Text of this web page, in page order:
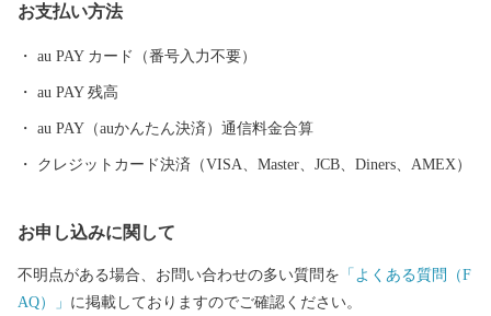
来ない特産の伊勢いもや、多気町発祥の前川次郎柿など、町の名
述の松阪牛肥育農家直営レストランや、伊勢いも料理専門店、あ
る全国紙で全国2位に輝いた農園レストラン、清流宮川の畔で絶景
を観ながら味わえる茅葺き日本料理などなど、魅力的な飲食店が
店」があり、営業日は多くのお客様で賑わっています。 私たち
お支払い方法
au PAY カード（番号入力不要）
au PAY 残高
au PAY（auかんたん決済）通信料金合算
クレジットカード決済（VISA、Master、JCB、Diners、AMEX）
お申し込みに関して
不明点がある場合、お問い合わせの多い質問を 「よくある質問（F
AQ）」 に掲載しておりますのでご確認ください。